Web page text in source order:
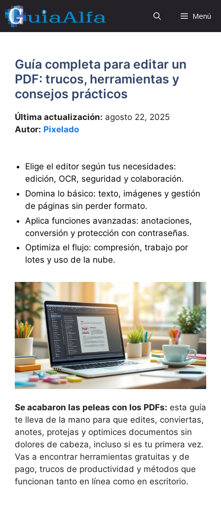
Saltar
al
contenido
Menú
Guía completa para editar un
PDF: trucos, herramientas y
consejos prácticos
Última actualización: agosto 22, 2025
Autor: Pixelado
Elige el editor según tus necesidades:
edición, OCR, seguridad y colaboración.
Domina lo básico: texto, imágenes y gestión
de páginas sin perder formato.
Aplica funciones avanzadas: anotaciones,
conversión y protección con contraseñas.
Optimiza el flujo: compresión, trabajo por
lotes y uso de la nube.
Se acabaron las peleas con los PDFs: esta guía
te lleva de la mano para que edites, conviertas,
anotes, protejas y optimices documentos sin
dolores de cabeza, incluso si es tu primera vez.
Vas a encontrar herramientas gratuitas y de
pago, trucos de productividad y métodos que
funcionan tanto en línea como en escritorio.